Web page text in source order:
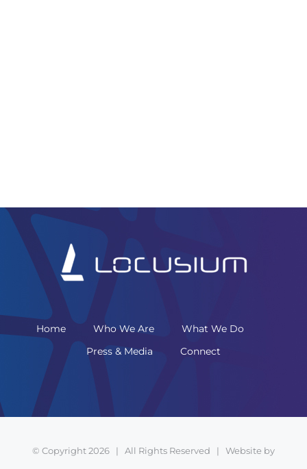
Home Who We Are
What We Do
Press & Media
Connect
© Copyright 2026 | All Rights Reserved | Website by